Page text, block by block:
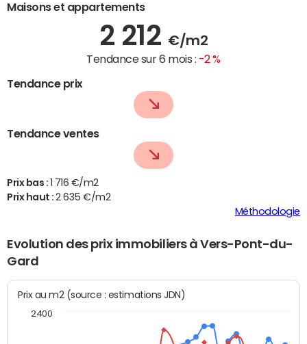
Maisons et appartements
2 212 €/m2
Tendance sur 6 mois : -2 %
Tendance prix
Tendance ventes
Prix bas :
1 716 €/m2
Prix haut :2 635 €/m2
Méthodologie
Evolution des prix immobiliers à Vers-Pont-du-
Gard
Prix au m2 (source : estimations JDN)
2400